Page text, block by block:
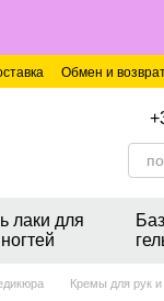
Обмен и
лаки для
ногтей
Кремы для рук и